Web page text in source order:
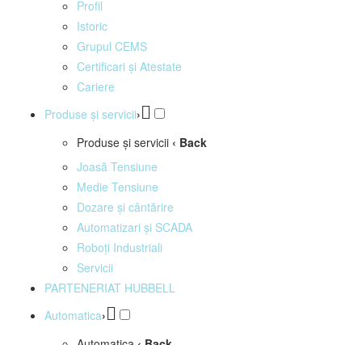
Profil
Istoric
Grupul CEMS
Certificari și Atestate
Cariere
Produse și servicii›
Produse și servicii ‹ Back
Joasă Tensiune
Medie Tensiune
Dozare și cântărire
Automatizari și SCADA
Roboți Industriali
Servicii
PARTENERIAT HUBBELL
Automatica›